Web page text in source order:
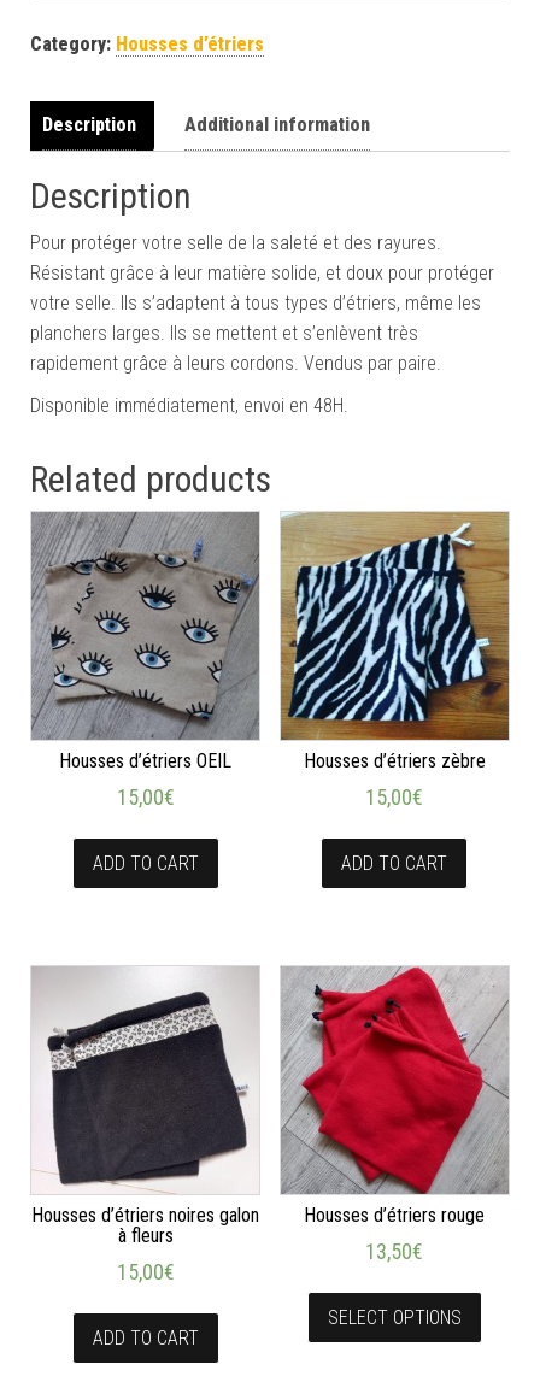
Category: Housses d’étriers
Description Additional information
Description
Pour protéger votre selle de la saleté et des rayures.
Résistant grâce à leur matière solide, et doux pour protéger
votre selle. Ils s’adaptent à tous types d’étriers, même les
planchers larges. Ils se mettent et s’enlèvent très
rapidement grâce à leurs cordons. Vendus par paire.
Disponible immédiatement, envoi en 48H.
Related products
Housses d’étriers OEIL
15,00€
ADD TO CART
Housses d’étriers zèbre
15,00€
ADD TO CART
Housses d’étriers noires galon
à fleurs
15,00€
ADD TO CART
Housses d’étriers rouge
13,50€
SELECT OPTIONS